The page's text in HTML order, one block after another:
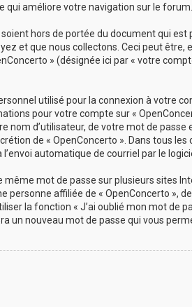
qui améliore votre navigation sur le forum.
hors de portée du document qui est
et que nous collectons. Ceci peut être,
» (désignée ici par « votre
utilisé pour la connexion à votre
pour votre compte sur «
nom d’utilisateur, de votre mot de passe
de « OpenConcerto ». Dans tous les
automatique de courriel par le
même mot de passe sur plusieurs sites
affiliée de « OpenConcerto »,
la fonction « J’ai oublié mon mot de
un nouveau mot de passe qui vous